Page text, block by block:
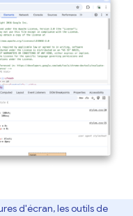
d'écran, les outils de